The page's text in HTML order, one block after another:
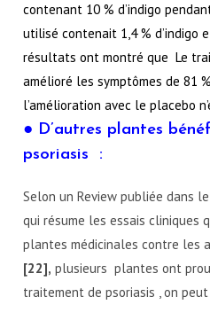
contenant 10 % d’indigo
utilisé contenait 1,4 % d’indigo
résultats ont montré que  Le
amélioré les symptômes de 81
l’amélioration avec le placebo
● D’autres plantes
psoriasis :
Selon un Review publiée dans
qui résume les essais cliniques
plantes médicinales contre les
[22], plusieurs plantes ont
traitement de psoriasis , on